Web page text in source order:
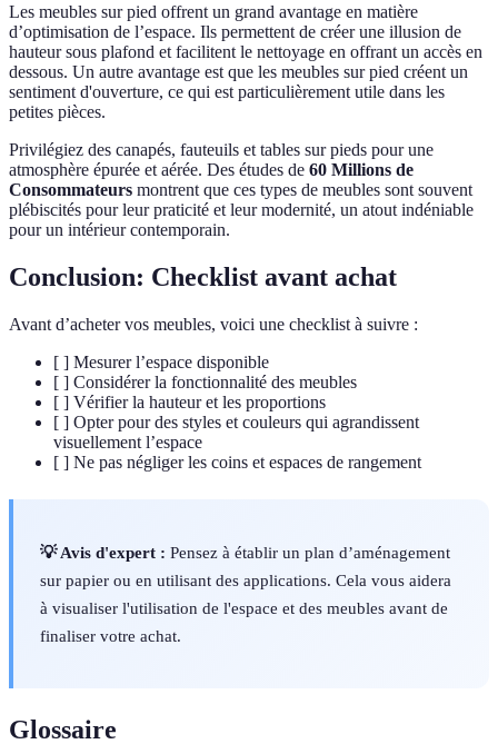
Les meubles sur pied offrent un grand avantage en matière
d’optimisation de l’espace. Ils permettent de créer une illusion de
hauteur sous plafond et facilitent le nettoyage en offrant un accès en
dessous. Un autre avantage est que les meubles sur pied créent un
sentiment d'ouverture, ce qui est particulièrement utile dans les
petites pièces.
Privilégiez des canapés, fauteuils et tables sur pieds pour une
atmosphère épurée et aérée. Des études de 60 Millions de
Consommateurs montrent que ces types de meubles sont souvent
plébiscités pour leur praticité et leur modernité, un atout indéniable
pour un intérieur contemporain.
Conclusion: Checklist avant achat
Avant d’acheter vos meubles, voici une checklist à suivre :
[ ] Mesurer l’espace disponible
[ ] Considérer la fonctionnalité des meubles
[ ] Vérifier la hauteur et les proportions
[ ] Opter pour des styles et couleurs qui agrandissent
visuellement l’espace
[ ] Ne pas négliger les coins et espaces de rangement
💡 Avis d'expert : Pensez à établir un plan d’aménagement
sur papier ou en utilisant des applications. Cela vous aidera
à visualiser l'utilisation de l'espace et des meubles avant de
finaliser votre achat.
Glossaire